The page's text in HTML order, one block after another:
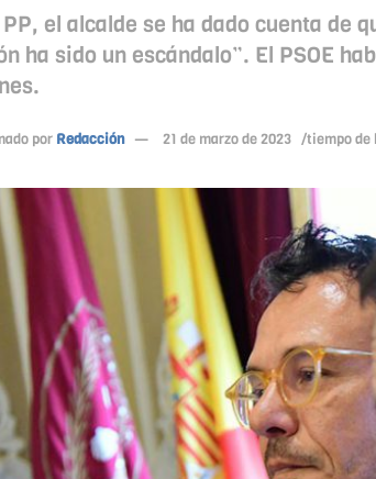
el alcalde se ha dado cuenta de
ha sido un escándalo”. El PSOE
por Redacción 21 de marzo de 2023 /tiempo de